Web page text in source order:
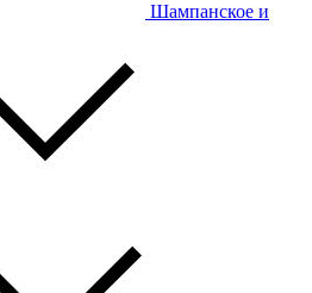
Шампанское и